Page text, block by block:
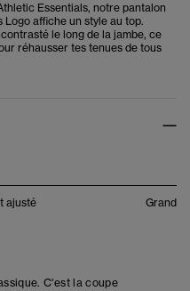
Essentials, notre pantalon
affiche un style au top.
le long de la jambe, ce
réhausser tes tenues de tous
ajusté Grand
C'est la coupe